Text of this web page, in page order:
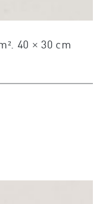
40 × 30 cm